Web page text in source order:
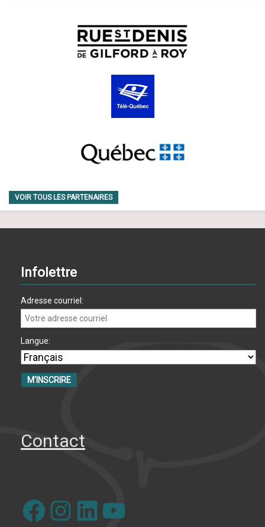
VOIR TOUS LES PARTENAIRES
Infolettre
Adresse courriel:
Langue:
Contact
FacebookInstagram YouTube